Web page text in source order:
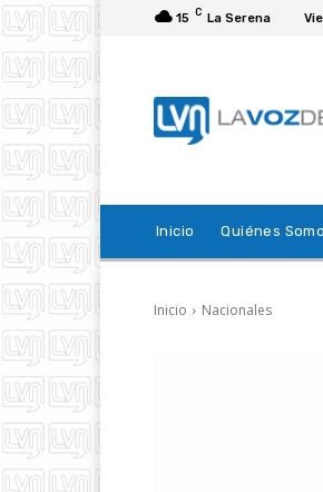
15 C La Serena
Inicio Quiénes
Inicio Nacionales